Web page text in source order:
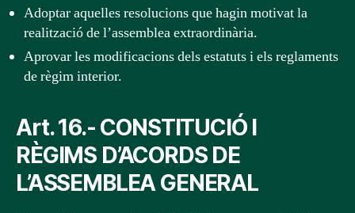
Adoptar aquelles resolucions que hagin motivat la
realització de l’assemblea extraordinària.
Aprovar les modificacions dels estatuts i els reglaments
de règim interior.
Art. 16.- CONSTITUCIÓ I
RÈGIMS D’ACORDS DE
L’ASSEMBLEA GENERAL